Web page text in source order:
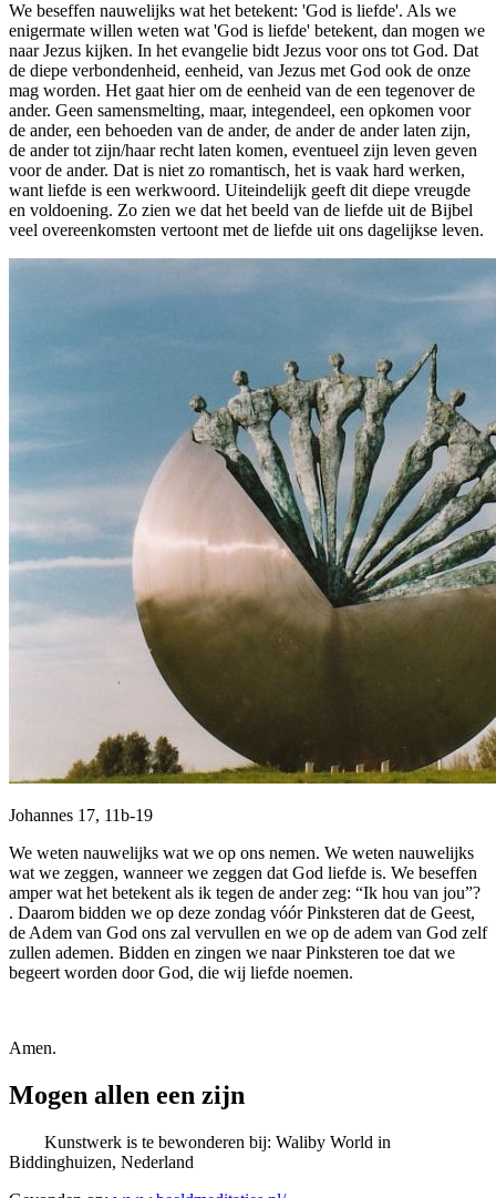
We beseffen nauwelijks wat het betekent: 'God is liefde'. Als we
enigermate willen weten wat 'God is liefde' betekent, dan mogen we
naar Jezus kijken. In het evangelie bidt Jezus voor ons tot God. Dat
de diepe verbondenheid, eenheid, van Jezus met God ook de onze
mag worden. Het gaat hier om de eenheid van de een tegenover de
ander. Geen samensmelting, maar, integendeel, een opkomen voor
de ander, een behoeden van de ander, de ander de ander laten zijn,
de ander tot zijn/haar recht laten komen, eventueel zijn leven geven
voor de ander. Dat is niet zo romantisch, het is vaak hard werken,
want liefde is een werkwoord. Uiteindelijk geeft dit diepe vreugde
en voldoening. Zo zien we dat het beeld van de liefde uit de Bijbel
veel overeenkomsten vertoont met de liefde uit ons dagelijkse leven.
Johannes 17, 11b-19
We weten nauwelijks wat we op ons nemen. We weten nauwelijks
wat we zeggen, wanneer we zeggen dat God liefde is. We beseffen
amper wat het betekent als ik tegen de ander zeg: “Ik hou van jou”?
. Daarom bidden we op deze zondag vóór Pinksteren dat de Geest,
de Adem van God ons zal vervullen en we op de adem van God zelf
zullen ademen. Bidden en zingen we naar Pinksteren toe dat we
begeert worden door God, die wij liefde noemen.
Amen.
Mogen allen een zijn
Kunstwerk is te bewonderen bij: Waliby World in
Biddinghuizen, Nederland